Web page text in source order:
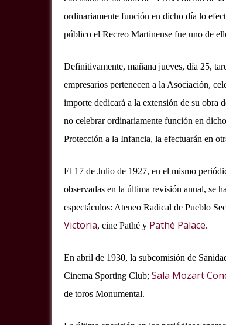
ordinariamente función en dicho día lo
público el Recreo Martinense fue uno de
Definitivamente, mañana jueves, día 25,
empresarios pertenecen a la Asociación,
importe dedicará a la extensión de su obra
no celebrar ordinariamente función en
Protección a la Infancia, la efectuarán en
El 17 de Julio de 1927, en el mismo
observadas en la última revisión anual, se
espectáculos: Ateneo Radical de Pueblo
Victoria, cine Pathé y Pathé Palace.
En abril de 1930, la subcomisión de
Cinema Sporting Club; Sala Mozart
de toros Monumental.